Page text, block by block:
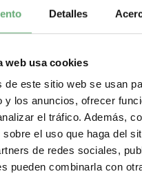
Detalles
web usa cookies
de este sitio web se usan
y los anuncios, ofrecer
el tráfico. Además,
sobre el uso que haga del
de redes sociales,
pueden combinarla con